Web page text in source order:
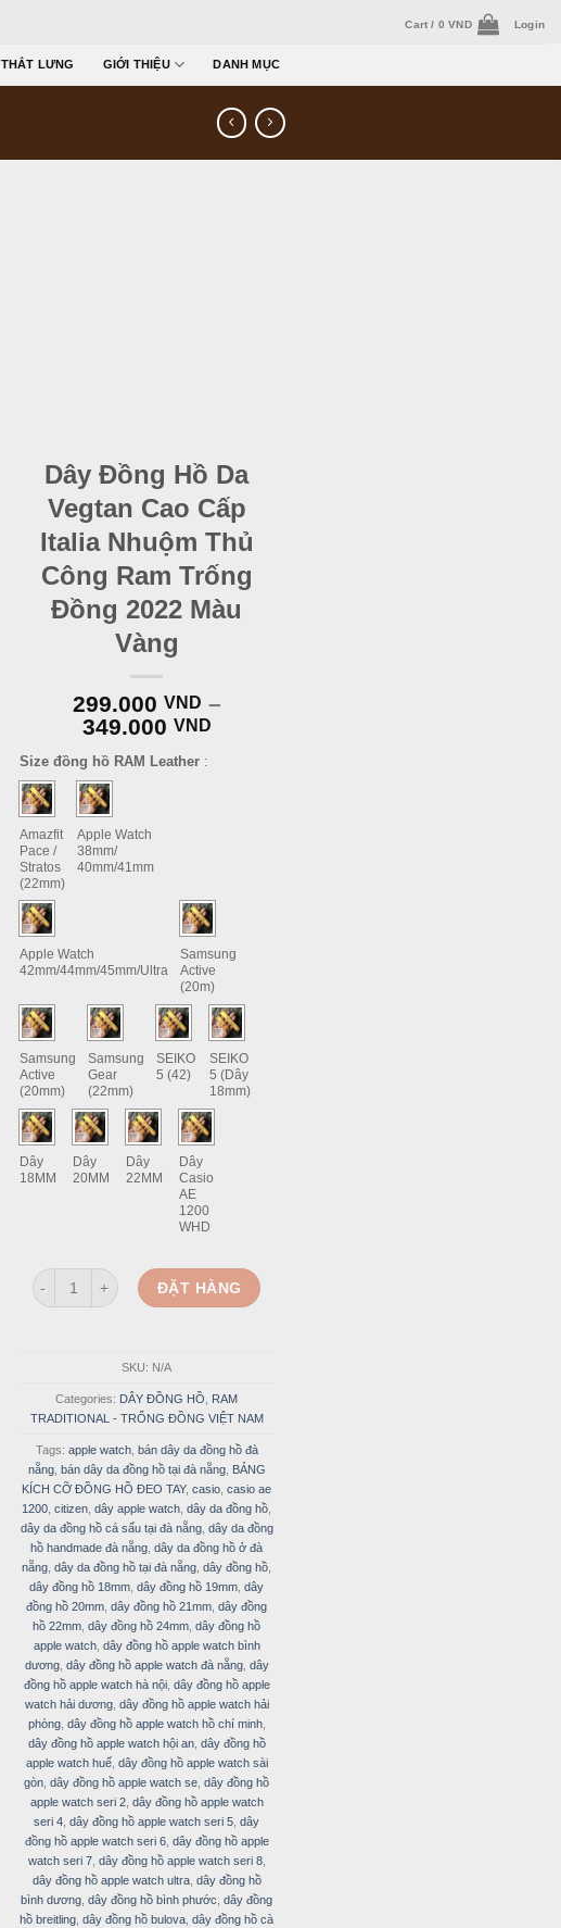
Cart / 0VND Login
THẮT LƯNG GIỚI THIỆU DANH MỤC
Dây Đồng Hồ Da
Vegtan Cao Cấp
Italia Nhuộm Thủ
Công Ram Trống
Đồng 2022 Màu
Vàng
299.000 VND –
349.000 VND
Size đồng hồ RAM Leather :
Amazfit
Pace /
Stratos
(22mm)
Apple Watch
38mm/
40mm/41mm
Apple Watch
42mm/44mm/45mm/Ultra
Samsung
Active
(20m)
Samsung
Active
(20mm)
Samsung
Gear
(22mm)
SEIKO
5 (42)
SEIKO
5 (Dây
18mm)
Dây
18MM
Dây
20MM
Dây
22MM
Dây
Casio
AE
1200
WHD
Dây Đồng Hồ Da Vegtan Cao Cấp Italia Nhuộm Thủ Công Ram Trống Đồng
ĐẶT HÀNG
SKU: N/A
Categories: DÂY ĐỒNG HỒ
RAM
TRADITIONAL - TRỐNG ĐỒNG VIỆT NAM
Tags: apple watch, bán dây da đồng hồ đà
nẵng, bán dây da đồng hồ tại đà nẵng,
BẢNG
KÍCH CỠ ĐỒNG HỒ ĐEO TAY, casio casio ae
1200 citizen dây apple watch dây da đồng hồ
dây da đồng hồ cá sấu tại đà nẵng, dây da đồng
hồ handmade đà nẵng dây da đồng hồ ở đà
nẵng dây da đồng hồ tại đà nẵng dây đồng hồ
dây đồng hồ 18mm dây đồng hồ 19mm dây
đồng hồ 20mm dây đồng hồ 21mm dây đồng
hồ 22mm dây đồng hồ 24mm dây đồng hồ
apple watch, dây đồng hồ apple watch bình
dương, dây đồng hồ apple watch đà nẵng, dây
đồng hồ apple watch hà nội, dây đồng hồ apple
watch hải dương, dây đồng hồ apple watch hải
phòng, dây đồng hồ apple watch hồ chí minh,
dây đồng hồ apple watch hội an, dây đồng hồ
apple watch huế, dây đồng hồ apple watch sài
gòn dây đồng hồ apple watch se dây đồng hồ
apple watch seri 2, dây đồng hồ apple watch
seri 4 dây đồng hồ apple watch seri 5 dây
đồng hồ apple watch seri 6, dây đồng hồ apple
watch seri 7, dây đồng hồ apple watch seri 8,
dây đồng hồ apple watch ultra, dây đồng hồ
bình dương dây đồng hồ bình phước dây đồng
hồ breitling dây đồng hồ bulova dây đồng hồ cà